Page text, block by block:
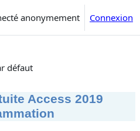
anonymement Connexion
défaut
Access 2019